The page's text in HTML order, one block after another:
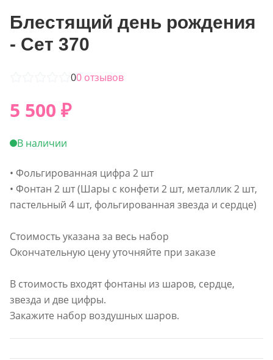
Блестящий день рождения
- Сет 370
00 отзывов
5 500 ₽
В наличии
• Фольгированная цифра 2 шт
• Фонтан 2 шт (Шары с конфети 2 шт, металлик 2 шт,
пастельный 4 шт, фольгированная звезда и сердце)
Стоимость указана за весь набор
Окончательную цену уточняйте при заказе
В стоимость входят фонтаны из шаров, сердце,
звезда и две цифры.
Закажите набор воздушных шаров.